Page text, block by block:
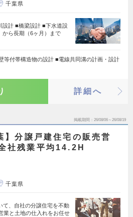
千葉県
設計 ■橋梁設計 ■下水道設
ら長期（6ヶ月）まで
等付帯構造物の設計 ■電線共同溝の計画・設計
詳細へ
掲載期間 26/08/06～26/08/19
】分譲戸建住宅の販売営
社残業平均14.2H
千葉県
て、自社の分譲住宅を不動
業と土地の仕入れをお任せ